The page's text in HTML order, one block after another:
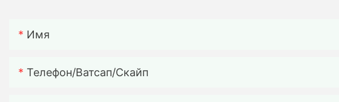
Имя
Телефон/ватсап/скайп